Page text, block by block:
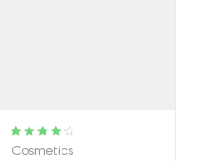
Rated
4.40
Cosmetics